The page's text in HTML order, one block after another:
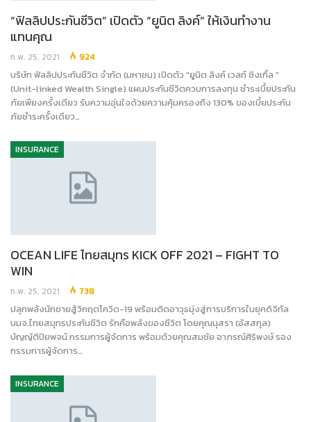
“ฟิลลิปประกันชีวิต” เปิดตัว “ยูนิต ลิงค์” ให้เงินทำงาน
แทนคุณ
ก.พ. 25, 2021 924
บริษัท ฟิลลิปประกันชีวิต จำกัด (มหาชน) เปิดตัว "ยูนิต ลิงค์ เวลท์ ซิงเกิ้ล "
(Unit-linked Wealth Single) แผนประกันชีวิตควบการลงทุน ชำระเบี้ยประกัน
ภัยเพียงครั้งเดียว รับความอุ่นใจด้วยความคุ้มครองถึง 130% ของเบี้ยประกัน
ภัยชำระครั้งเดียว…
INSURANCE
OCEAN LIFE ไทยสมุทร KICK OFF 2021 – FIGHT TO
WIN
ก.พ. 25, 2021 738
ปลุกพลังนักขายสู้วิกฤตโควิด-19 พร้อมติดอาวุธมุ่งสู่การบริการในยุคดิจิทัล
บมจ.ไทยสมุทรประกันชีวิต รักคือพลังของชีวิต โดยคุณนุสรา (อัสสกุล)
บัญญัติปิยพจน์ กรรมการผู้จัดการ พร้อมด้วยคุณสมชัย อาภรณ์ศิริพงษ์ รอง
กรรมการผู้จัดการ…
INSURANCE